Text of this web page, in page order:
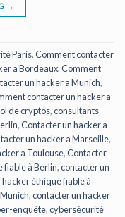
→
Paris,Comment contacter
a Bordeaux,Comment
un hacker a Munich,
contacter un hacker a
de cryptos,consultants
,Contacter un hacker a
un hacker a Marseille,
a Toulouse,Contacter
fiable à Berlin,contacter un
éthique fiable à
,contacter un hacker
enquête,cybersécurité